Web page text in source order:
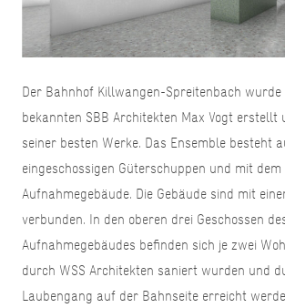
Der Bahnhof Killwangen-Spreitenbach wurde
bekannten SBB Architekten Max Vogt erstellt
seiner besten Werke. Das Ensemble besteht
eingeschossigen Güterschuppen und mit dem
Aufnahmegebäude. Die Gebäude sind mit
verbunden. In den oberen drei Geschossen
Aufnahmegebäudes befinden sich je zwei
durch WSS Architekten saniert wurden und
Laubengang auf der Bahnseite erreicht